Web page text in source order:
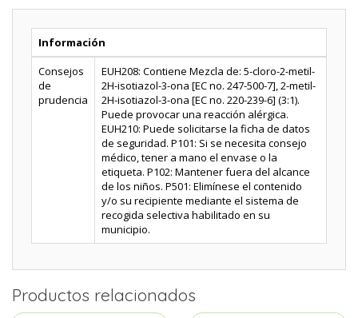
Información
Consejos
de
prudencia
EUH208: Contiene Mezcla de: 5-cloro-2-metil-
2H-isotiazol-3-ona [EC no. 247-500-7], 2-metil-
2H-isotiazol-3-ona [EC no. 220-239-6] (3:1).
Puede provocar una reacción alérgica.
EUH210: Puede solicitarse la ficha de datos
de seguridad. P101: Si se necesita consejo
médico, tener a mano el envase o la
etiqueta. P102: Mantener fuera del alcance
de los niños. P501: Elimínese el contenido
y/o su recipiente mediante el sistema de
recogida selectiva habilitado en su
municipio.
Productos relacionados